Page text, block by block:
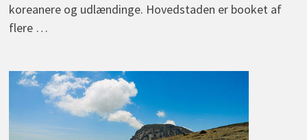
koreanere og udlændinge. Hovedstaden er booket af
flere …